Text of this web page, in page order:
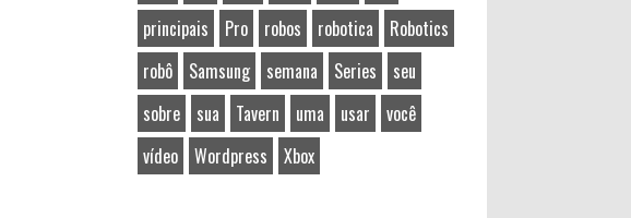
principais
Pro robos robotica
Robotics
robô
Samsung semana Series
seu
sobre
sua Tavern uma usar
você
vídeo
Wordpress Xbox